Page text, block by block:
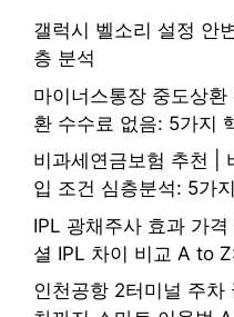
갤럭시 벨소리 설정 안
층 분석
마이너스통장 중도상
환 수수료 없음: 5가지
비과세연금보험 추천 |
입 조건 심층분석: 5가
IPL 광채주사 효과 가
셜 IPL 차이 비교 A to
인천공항 2터미널 주차